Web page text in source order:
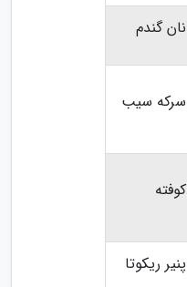
نان گندم
سرکه سیب
کوفته
پنیر ریکوتا